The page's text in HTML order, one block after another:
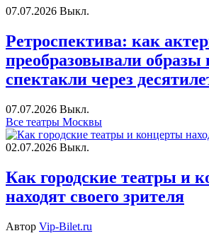
07.07.2026 Выкл.
Ретроспектива: как
преобразовывали образы
спектакли через
07.07.2026 Выкл.
Все театры Москвы
02.07.2026 Выкл.
Как городские театры и
находят своего зрителя
Автор Vip-Bilet.ru